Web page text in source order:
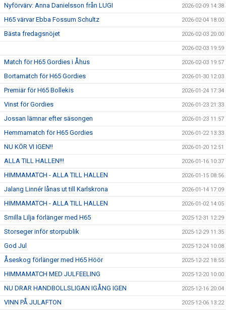
Nyförvärv: Anna Danielsson från LUGI 2026-02-09 14:38
H65 värvar Ebba Fossum Schultz 2026-02-04 18:00
Bästa fredagsnöjet 2026-02-03 20:00
2026-02-03 19:59
Match för H65 Gordies i Åhus 2026-02-03 19:57
Bortamatch för H65 Gordies 2026-01-30 12:03
Premiär för H65 Bollekis 2026-01-24 17:34
Vinst för Gordies 2026-01-23 21:33
Jossan lämnar efter säsongen 2026-01-23 11:57
Hemmamatch för H65 Gordies 2026-01-22 13:33
NU KÖR VI IGEN!! 2026-01-20 12:51
ALLA TILL HALLEN!!! 2026-01-16 10:37
HIMMAMATCH - ALLA TILL HALLEN 2026-01-15 08:56
Jalang Linnér lånas ut till Karlskrona 2026-01-14 17:09
HIMMAMATCH - ALLA TILL HALLEN 2026-01-02 14:05
Smilla Lilja förlänger med H65 2025-12-31 12:29
Storseger inför storpublik 2025-12-29 11:35
God Jul 2025-12-24 10:08
Åseskog förlänger med H65 Höör 2025-12-22 18:55
HIMMAMATCH MED JULFEELING 2025-12-20 10:00
NU DRAR HANDBOLLSLIGAN IGÅNG IGEN 2025-12-16 20:04
VINN PÅ JULAFTON 2025-12-06 13:22